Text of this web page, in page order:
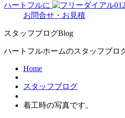
ハートフルに
お問合せ・お見積
スタッフブログBlog
ハートフルホームのスタッフブロ
Home
スタッフブログ
着工時の写真です。